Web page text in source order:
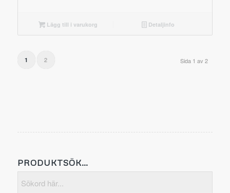
Lägg till i varukorg Detaljinfo
Sida 1 av 2
1 2
PRODUKTSÖK…